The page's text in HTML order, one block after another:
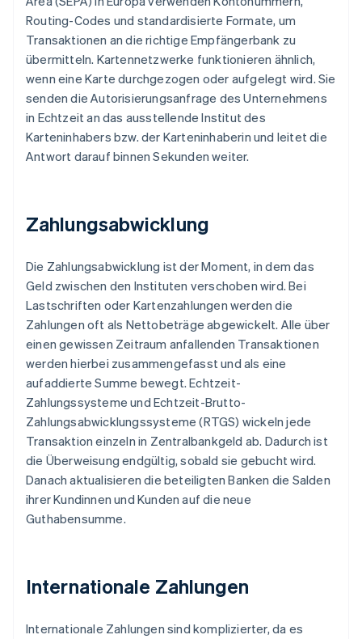
Routing-Codes und standardisierte Formate, um
Transaktionen an die richtige Empfängerbank zu
übermitteln. Kartennetzwerke funktionieren ähnlich,
wenn eine Karte durchgezogen oder aufgelegt wird. Sie
senden die Autorisierungsanfrage des Unternehmens
in Echtzeit an das ausstellende Institut des
Karteninhabers bzw. der Karteninhaberin und leitet die
Antwort darauf binnen Sekunden weiter.
Zahlungsabwicklung
Die Zahlungsabwicklung ist der Moment, in dem das
Geld zwischen den Instituten verschoben wird. Bei
Lastschriften oder Kartenzahlungen werden die
Zahlungen oft als Nettobeträge abgewickelt. Alle über
einen gewissen Zeitraum anfallenden Transaktionen
werden hierbei zusammengefasst und als eine
aufaddierte Summe bewegt. Echtzeit-
Zahlungssysteme und Echtzeit-Brutto-
Zahlungsabwicklungssysteme (RTGS) wickeln jede
Transaktion einzeln in Zentralbankgeld ab. Dadurch ist
die Überweisung endgültig, sobald sie gebucht wird.
Danach aktualisieren die beteiligten Banken die Salden
ihrer Kundinnen und Kunden auf die neue
Guthabensumme.
Internationale Zahlungen
Internationale Zahlungen sind komplizierter, da es